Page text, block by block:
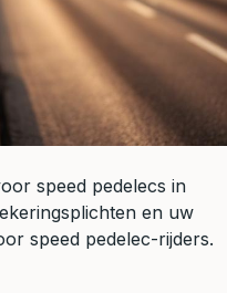
speed pedelecs in
en uw
speed pedelec-rijders.